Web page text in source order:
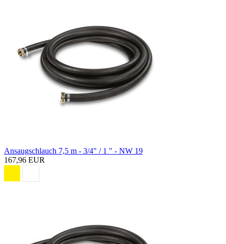
Ansaugschlauch 7,5 m - 3/4" / 1 " - NW 19
167,96 EUR